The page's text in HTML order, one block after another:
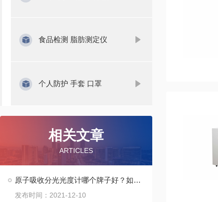
食品检测 脂肪测定仪
个人防护 手套 口罩
相关文章
ARTICLES
原子吸收分光光度计哪个牌子好？如何区分原子分光光度计与紫外分光光度？
发布时间：2021-12-10